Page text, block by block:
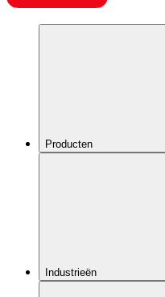
Producten
Industrieën